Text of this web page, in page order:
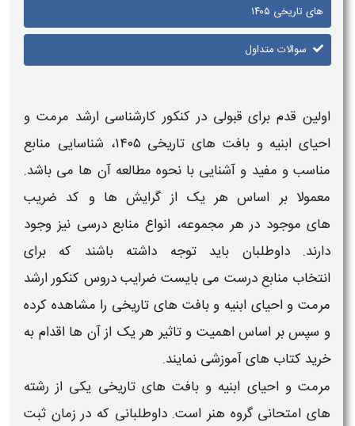
های تاریخی ۱۴۰۵
سوالات متداول
اولین قدم برای قبولی در کنکور کارشناسی ارشد مرمت و
احیای ابنیه و بافت های تاریخی
شناسایی منابع
مناسب و مفید و آشنایی با نحوه مطالعه آن ها می باشد.
معمولا بر اساس هر یک از گرایش ها و کد ضریب
های موجود در هر مجموعه، انواعمنابع درسی نیز وجود
دارند. داوطلبان باید توجه داشته باشند که برای
انتخاب منابعدرست می بایست ضرایب دروس کنکور ارشد
مرمت و احیای ابنیه و بافت های تاریخی را مشاهده کرده
و سپس بر اساس اهمیت و تاثیر هر یک از آن ها اقدام به
خرید کتاب های آموزشی نمایند.
مرمت و احیای ابنیه و بافت های تاریخی یکی از رشته
های امتحانیگروه هنراست. داوطلبانی که در زمان ثبت